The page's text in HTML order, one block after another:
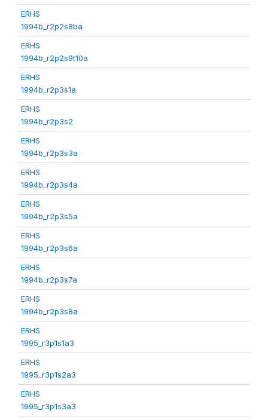
ERHS
1994b_r2p2s8ba
ERHS
1994b_r2p2s9t10a
ERHS
1994b_r2p3s1a
ERHS
1994b_r2p3s2
ERHS
1994b_r2p3s3a
ERHS
1994b_r2p3s4a
ERHS
1994b_r2p3s5a
ERHS
1994b_r2p3s6a
ERHS
1994b_r2p3s7a
ERHS
1994b_r2p3s8a
ERHS
1995_r3p1s1a3
ERHS
1995_r3p1s2a3
ERHS
1995_r3p1s3a3